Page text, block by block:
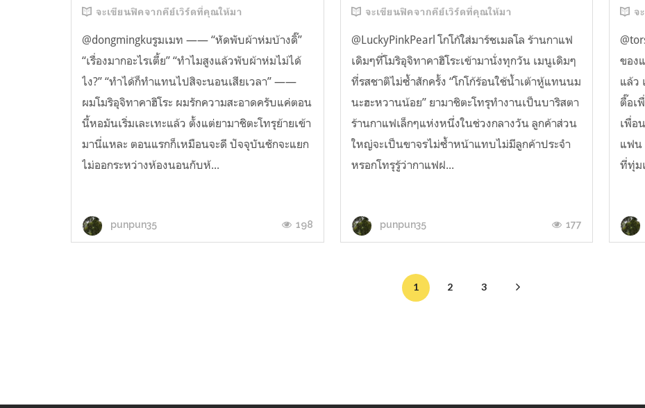
จะเขียนฟิคจากคีย์เวิร์ดที่คุณให้มา
@dongmingkuรูมเมท —— “หัดพับผ้าห่มบ้างดิ๊”
“เรื่องมากอะไรเตี้ย” “ทำไมสูงแล้วพับผ้าห่มไม่ได้
ไง?” “ทำได้ก็ทำแทนไปสิจะนอนเสียเวลา” ——
ผมโมริอุจิทาคาฮิโระ ผมรักความสะอาดครับแค่ตอน
นี้หอมันเริ่มเละเทะแล้ว ตั้งแต่ยามาชิตะโทรุย้ายเข้า
มานี่แหละ ตอนแรกก็เหมือนจะดี ปัจจุบันชักจะแยก
ไม่ออกระหว่างห้องนอนกับห้...
punpun35 198
จะเขียนฟิคจากคีย์เวิร์ดที่คุณให้มา
@LuckyPinkPearl โกโก้ใส่มาร์ชเมลโล ร้านกาแฟ
เดิมๆที่โมริอุจิทาคาฮิโระเข้ามานั่งทุกวัน เมนูเดิมๆ
ที่รสชาติไม่ซ้ำสักครั้ง “โกโก้ร้อนใช้น้ำเต้าหู้แทนนม
นะฮะหวานน้อย” ยามาชิตะโทรุทำงานเป็นบาริสตา
ร้านกาแฟเล็กๆแห่งหนึ่งในช่วงกลางวัน ลูกค้าส่วน
ใหญ่จะเป็นขาจรไม่ซ้ำหน้าแทบไม่มีลูกค้าประจำ
หรอกโทรุรู้ว่ากาแฟฝ...
punpun35 177
จ
ของ
แล้ว
ตื๊อเ
เพื่อ
แฟน
ที่ทุ่ม
1 2 3